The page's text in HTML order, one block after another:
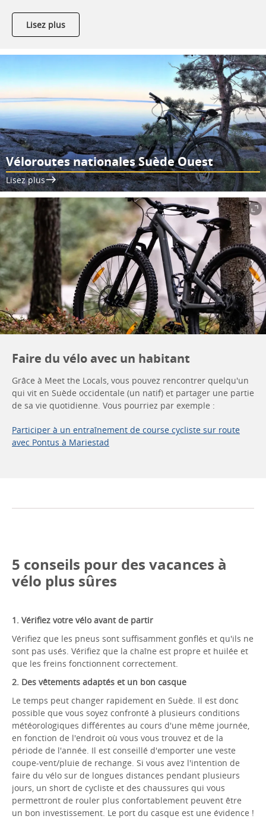
Lisez plus
Véloroutes nationales Suède Ouest
Lisez plus
Faire du vélo avec un habitant
Grâce à Meet the Locals, vous pouvez rencontrer quelqu'un
qui vit en Suède occidentale (un natif) et partager une partie
de sa vie quotidienne. Vous pourriez par exemple :
Participer à un entraînement de course cycliste sur route
avec Pontus à Mariestad
5 conseils pour des vacances à
vélo plus sûres
1. Vérifiez votre vélo avant de partir
Vérifiez que les pneus sont suffisamment gonflés et qu'ils ne
sont pas usés. Vérifiez que la chaîne est propre et huilée et
que les freins fonctionnent correctement.
2. Des vêtements adaptés et un bon casque
Le temps peut changer rapidement en Suède. Il est donc
possible que vous soyez confronté à plusieurs conditions
météorologiques différentes au cours d'une même journée,
en fonction de l'endroit où vous vous trouvez et de la
période de l'année. Il est conseillé d'emporter une veste
coupe-vent/pluie de rechange. Si vous avez l'intention de
faire du vélo sur de longues distances pendant plusieurs
jours, un short de cycliste et des chaussures qui vous
permettront de rouler plus confortablement peuvent être
un bon investissement. Le port du casque est une évidence !